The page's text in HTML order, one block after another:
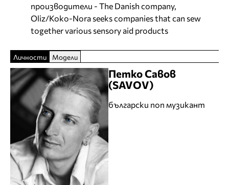
производители - The Danish company,
Oliz/Koko-Nora seeks companies that can sew
together various sensory aid products
Личности Модели
Петко Савов
(SAVOV)
български поп музикант